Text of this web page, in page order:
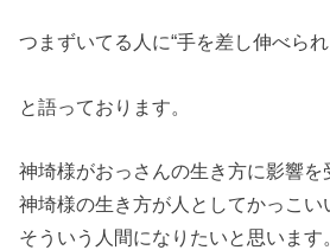
つまずいてる人に“手を差し伸べら
と語っております。
神埼様がおっさんの生き方に影響を
神埼様の生き方が人としてかっこい
そういう人間になりたいと思います